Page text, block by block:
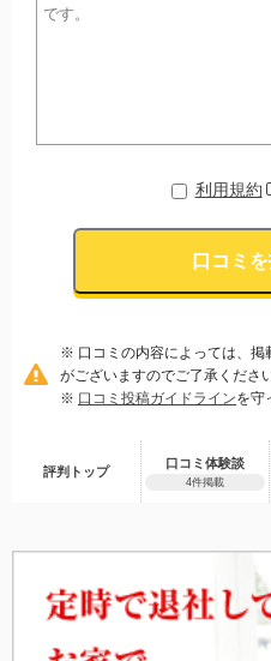
利用規約
口コミ
※ 口コミの内容によっては、掲
がございますのでご了承ください
※ 口コミ投稿ガイドラインを守
評判トップ
口コミ体験談
4件掲載